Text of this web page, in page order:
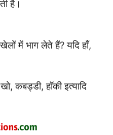
है।
में भाग लेते हैं? यदि हाँ,
कबड्डी, हॉकी इत्यादि